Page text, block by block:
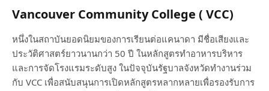
Vancouver Community College ( VCC)
หนึ่งในสถาบันยอดนิยมของการเรียนต่อแคนาดา มีชื่อเสียงและ
ประวัติศาสตร์ยาวนานกว่า 50 ปี ในหลักสูตรทำอาหารบริหาร
และการจัดโรงแรมระดับสูง ในปัจจุบันรัฐบาลจังหวัดทำงานร่วม
กับ VCC เพื่อสนับสนุนการเปิดหลักสูตรหลากหลายเพื่อรองรับการ